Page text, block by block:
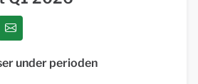
under perioden